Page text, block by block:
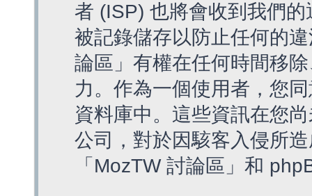
者 (ISP) 也將會收到我們
被記錄儲存以防止任何的
論區」有權在任何時間移
力。作為一個使用者，您
資料庫中。這些資訊在您
公司，對於因駭客入侵所
「MozTW 討論區」和